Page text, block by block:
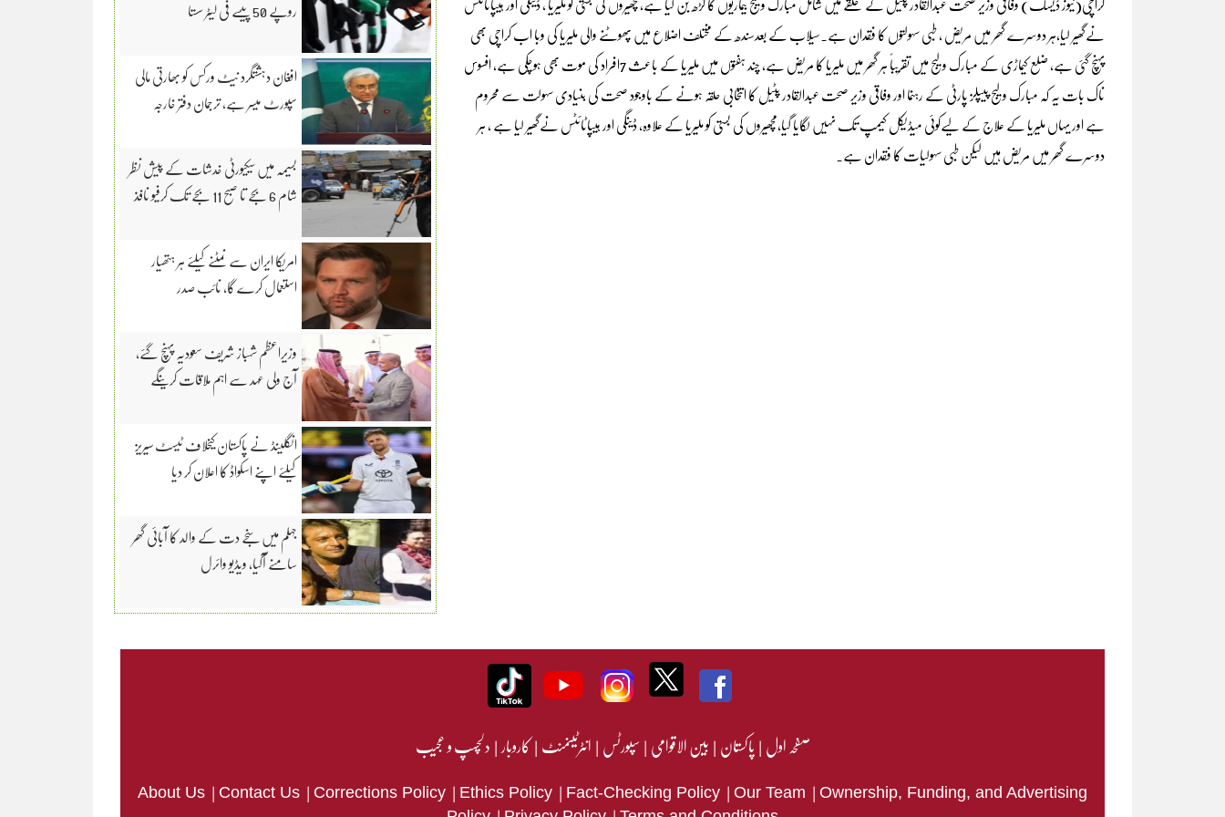
نےگھیر لیا،ہر دوسرے گھر میں مریض ، طبی سہولتوں کا فقدان ہے۔سیلاب کے بعدسندھ کے مختلف اضلاع میں پھوٹنے والی ملیریا کی وبا اب کراچی بھی
پہنچ گئی ہے، ضلع کیماڑی کے مبارک ولیج میں تقریباً ہر گھر میں ملیریا کا مریض ہے، چند ہفتوں میں ملیریا کے باعث 7افراد کی موت بھی ہوچکی ہے، افسوس
ناک بات یہ کہ مبارک ولیج پیپلز پارٹی کے رہنما اور وفاقی وزیر صحت عبدالقادر پٹیل کا انتخابی حلقہ ہونے کے باوجود صحت کی بنیادی سہولت سے محروم
ہے اور یہاں ملیریا کے علاج کے لیےکوئی میڈیکل کیمپ تک نہیں لگایا گیا،مچھیروں کی بستی کو ملیریا کے علاوہ، ڈینگی اور ہیپاٹائٹس نےگھیر لیا ہے ، ہر
دوسرے گھر میں مریض ہیں لیکن طبی سہولیات کا فقدان ہے۔
روپے 50 پیسے فی لیٹر سستا
افغان دہشتگرد نیٹ ورکس کو بھارتی مالی
سپورٹ میسر ہے، ترجمان دفتر خارجہ
بسیمہ میں سیکیورٹی خدشات کے پیش نظر
شام 6 بجے تا صبح 11 بجے تک کرفیو نافذ
امریکا ایران سے نمٹنے کیلئے ہر ہتھیار
استعمال کرے گا، نائب صدر
وزیراعظم شہباز شریف سعودیہ پہنچ گئے،
آج ولی عہد سے اہم ملاقات کرینگے
انگلینڈ نے پاکستان کیخلاف ٹیسٹ سیریز
کیلئے اپنے اسکواڈ کا اعلان کر دیا
جہلم میں سنجے دت کے والد کا آبائی گھر
سامنے آگیا، ویڈیو وائرل
صفحہ اول|پاکستان|بین الاقوامی|سپورٹس|انٹرٹینمنٹ|کاروبار|دلچسپ و عجیب
About Us | Contact Us | Corrections Policy | Ethics Policy | Fact-Checking Policy | Our Team | Ownership, Funding, and Advertising